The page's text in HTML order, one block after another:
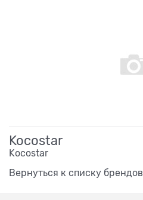
Kocostar
Kocostar
Вернуться к списку брендов